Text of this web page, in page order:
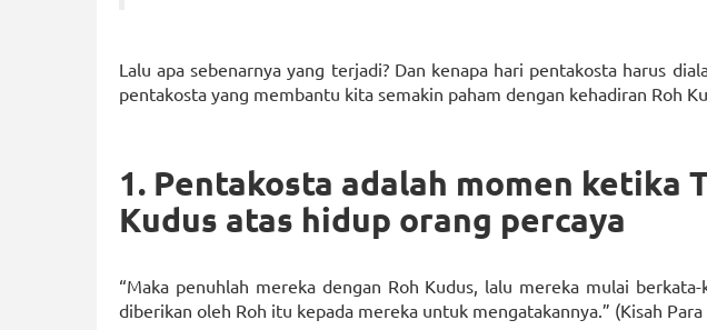
Lalu apa sebenarnya yang terjadi? Dan kenapa hari pentakosta harus
pentakosta yang membantu kita semakin paham dengan kehadiran Roh
1. Pentakosta adalah momen ketika
Kudus atas hidup orang percaya
“Maka penuhlah mereka dengan Roh Kudus, lalu mereka mulai
diberikan oleh Roh itu kepada mereka untuk mengatakannya.” (Kisah Para